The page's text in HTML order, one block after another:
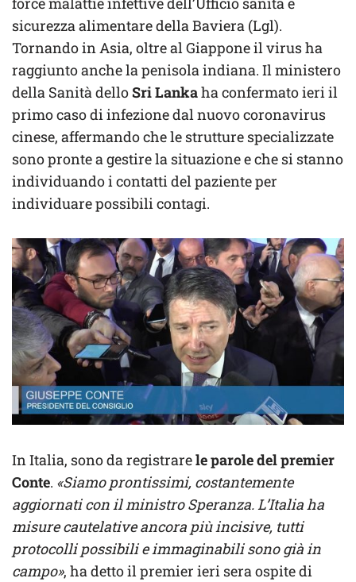
sicurezza alimentare della Baviera (Lgl).
Tornando in Asia, oltre al Giappone il virus ha
raggiunto anche la penisola indiana. Il ministero
della Sanità delloSri Lankaha confermato ieri il
primo caso di infezione dal nuovo coronavirus
cinese, affermando che le strutture specializzate
sono pronte a gestire la situazione e che si stanno
individuando i contatti del paziente per
individuare possibili contagi.
In Italia, sono da registrarele parole del premier
Conte. «Siamo prontissimi, costantemente
aggiornati con il ministro Speranza. L’Italia ha
misure cautelative ancora più incisive, tutti
protocolli possibili e immaginabili sono già in
campo», ha detto il premier ieri sera ospite di